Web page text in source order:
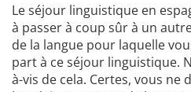
Le séjour linguistique en
à passer à coup sûr à un
de la langue pour laquelle
part à ce séjour linguistique.
à-vis de cela. Certes, vous ne